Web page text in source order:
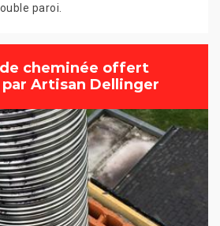
paroi.
cheminée offert
Artisan Dellinger